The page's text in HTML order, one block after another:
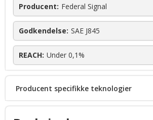
Producent: Federal Signal
Godkendelse: SAE J845
REACH: Under 0,1%
Producent specifikke teknologier